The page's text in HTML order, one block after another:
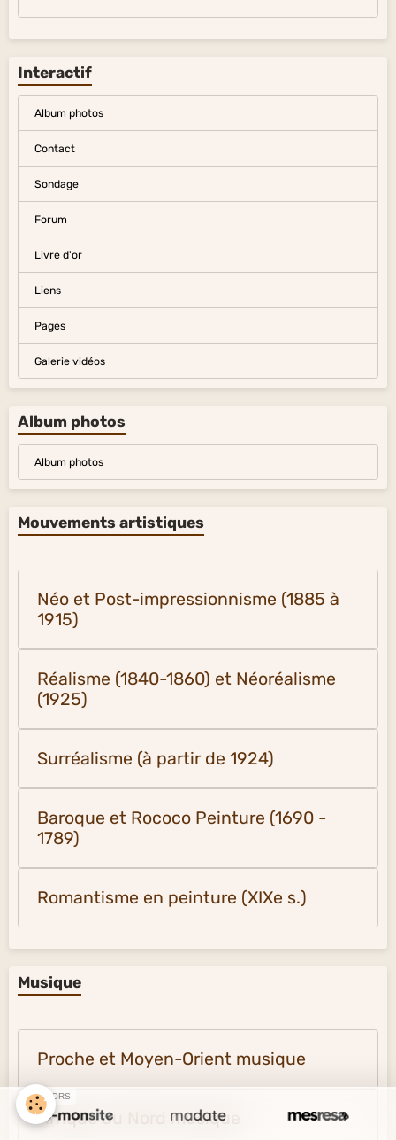
Interactif
Album photos
Contact
Sondage
Forum
Livre d'or
Liens
Pages
Galerie vidéos
Album photos
Album photos
Mouvements artistiques
Néo et Post-impressionnisme (1885 à
1915)
Réalisme (1840-1860) et Néoréalisme
(1925)
Surréalisme (à partir de 1924)
Baroque et Rococo Peinture (1690 -
1789)
Romantisme en peinture (XIXe s.)
Musique
Proche et Moyen-Orient musique
Afrique du Nord musique
SPONSORS